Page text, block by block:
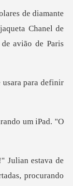
Chanel de
usara p
um iPad.
va de